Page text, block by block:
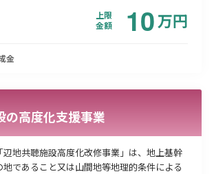
上限
金額
10万円
金
の高度化支援事業
地共聴施設高度化改修事業」は、地上基幹
であること又は山間地等地理的条件による